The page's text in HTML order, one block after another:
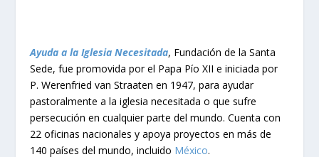
Ayuda a la Iglesia Necesitada, Fundación de la Santa
Sede, fue promovida por el Papa Pío XII e iniciada por
P. Werenfried van Straaten en 1947, para ayudar
pastoralmente a la iglesia necesitada o que sufre
persecución en cualquier parte del mundo. Cuenta con
22 oficinas nacionales y apoya proyectos en más de
140 países del mundo, incluido México.